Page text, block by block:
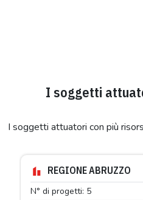
I soggetti
I soggetti attuatori con più
REGIONE ABRUZZO
N° di progetti: 5